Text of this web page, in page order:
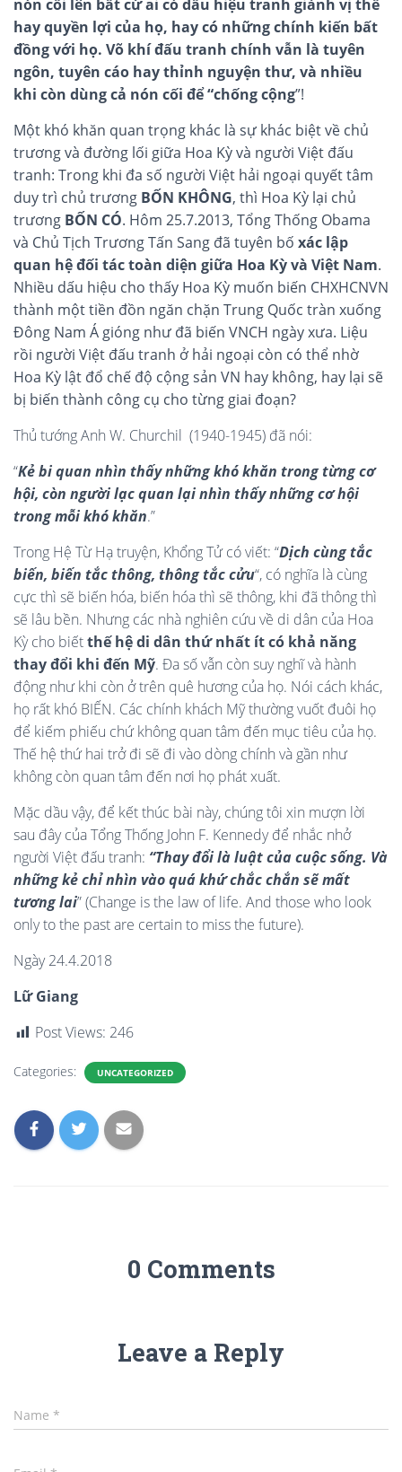
nón cối lên bất cứ ai có dấu hiệu tranh giành vị thế
hay quyền lợi của họ, hay có những chính kiến bất
đồng với họ. Võ khí đấu tranh chính vẫn là tuyên
ngôn, tuyên cáo hay thỉnh nguyện thư, và nhiều
khi còn dùng cả nón cối để “chống cộng”!
Một khó khăn quan trọng khác là sự khác biệt về chủ
trương và đường lối giữa Hoa Kỳ và người Việt đấu
tranh: Trong khi đa số người Việt hải ngoại quyết tâm
duy trì chủ trương BỐN KHÔNG, thì Hoa Kỳ lại chủ
trương BỐN CÓ. Hôm 25.7.2013, Tổng Thống Obama
và Chủ Tịch Trương Tấn Sang đã tuyên bố xác lập
quan hệ đối tác toàn diện giữa Hoa Kỳ và Việt Nam.
Nhiều dấu hiệu cho thấy Hoa Kỳ muốn biến CHXHCNVN
thành một tiền đồn ngăn chặn Trung Quốc tràn xuống
Đông Nam Á gióng như đã biến VNCH ngày xưa. Liệu
rồi người Việt đấu tranh ở hải ngoại còn có thể nhờ
Hoa Kỳ lật đổ chế độ cộng sản VN hay không, hay lại sẽ
bị biến thành công cụ cho từng giai đoạn?
Thủ tướng Anh W. Churchil (1940-1945) đã nói:
“Kẻ bi quan nhìn thấy những khó khăn trong từng cơ
hội, còn người lạc quan lại nhìn thấy những cơ hội
trong mỗi khó khăn.”
Trong Hệ Từ Hạ truyện, Khổng Tử có viết: “Dịch cùng tắc
biến, biến tắc thông, thông tắc cửu“, có nghĩa là cùng
cực thì sẽ biến hóa, biến hóa thì sẽ thông, khi đã thông thì
sẽ lâu bền. Nhưng các nhà nghiên cứu về di dân của Hoa
Kỳ cho biếtthế hệ di dân thứ nhất ít có khả năng
thay đổi khi đến Mỹ. Đa số vẫn còn suy nghĩ và hành
động như khi còn ở trên quê hương của họ. Nói cách khác,
họ rất khó BIẾN. Các chính khách Mỹ thường vuốt đuôi họ
để kiếm phiếu chứ không quan tâm đến mục tiêu của họ.
Thế hệ thứ hai trở đi sẽ đi vào dòng chính và gần như
không còn quan tâm đến nơi họ phát xuất.
Mặc dầu vậy, để kết thúc bài này, chúng tôi xin mượn lời
sau đây của Tổng Thống John F. Kennedy để nhắc nhở
người Việt đấu tranh: “Thay đổi là luật của cuộc sống. Và
những kẻ chỉ nhìn vào quá khứ chắc chắn sẽ mất
tương lai”(Change is the law of life. And those who look
only to the past are certain to miss the future).
Ngày 24.4.2018
Lữ Giang
Post Views: 246
Categories: UNCATEGORIZED
0 Comments
Leave a Reply
Name *